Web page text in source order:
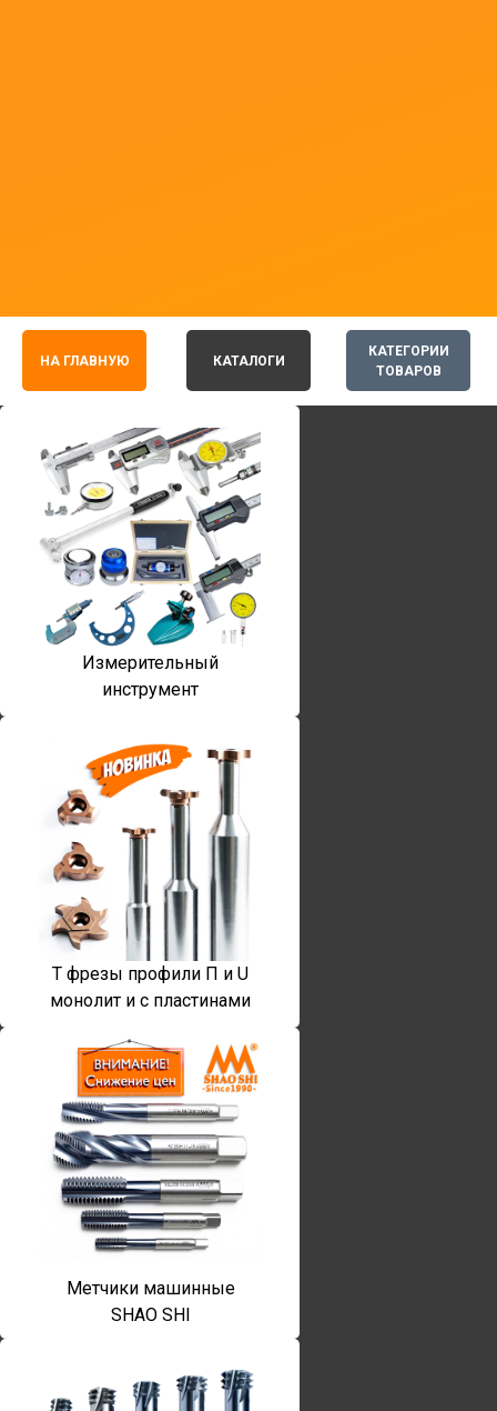
КАТЕГОРИИ
ТОВАРОВ
НА ГЛАВНУЮ КАТАЛОГИ
Измерительный
инструмент
T фрезы профили П и U
монолит и с пластинами
Метчики машинные
SHAO SHI